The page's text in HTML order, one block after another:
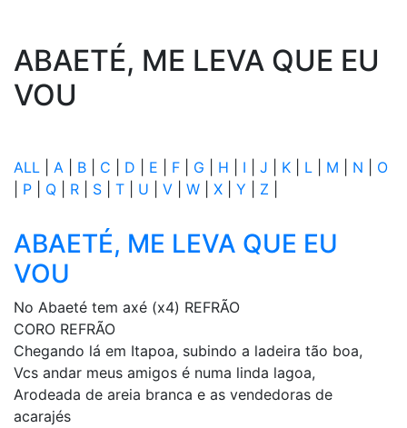
ABAETÉ, ME LEVA QUE EU
VOU
ALL A B C D E F G H I J K L M N
O
P Q R S T U V W X Y Z
ABAETÉ, ME LEVA QUE EU
VOU
No Abaeté tem axé (x4) REFRÃO
CORO REFRÃO
Chegando lá em Itapoa, subindo a ladeira tão boa,
Vcs andar meus amigos é numa linda lagoa,
Arodeada de areia branca e as vendedoras de
acarajés